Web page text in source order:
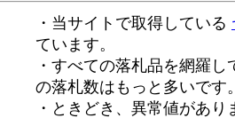
・当サイトで取得している
ています。
・すべての落札品を網羅
の落札数はもっと多いです
・ときどき、異常値があ